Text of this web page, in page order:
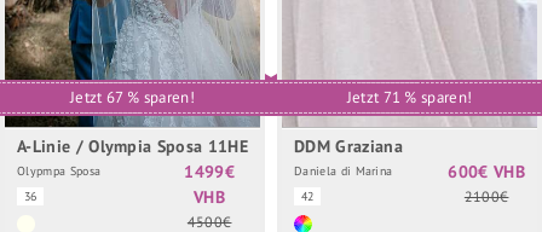
Jetzt 67 % sparen!
A-Linie / Olympia Sposa 11HE
Olypmpa Sposa
36
1499€
VHB
4500€
Jetzt 71 % sparen!
DDM Graziana
Daniela di Marina
42
600€ VHB
2100€